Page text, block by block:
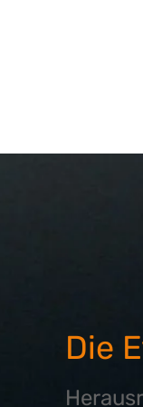
Die